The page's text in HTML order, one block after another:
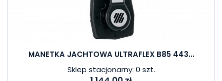
MANETKA JACHTOWA ULTRAFLEX B85 443...
Sklep stacjonarny: 0 szt.